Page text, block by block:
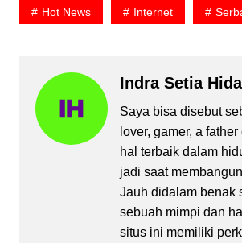
Hot News Internet
Indra Setia
Saya bisa disebut
lover, gamer, a
hal terbaik dalam
jadi saat
Jauh didalam benak
sebuah mimpi dan
situs ini memiliki